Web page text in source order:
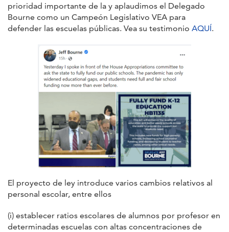
prioridad importante de la y aplaudimos el Delegado
Bourne como un Campeón Legislativo VEA para
defender las escuelas públicas. Vea su testimonio AQUÍ.
El proyecto de ley introduce varios cambios relativos al
personal escolar, entre ellos
(i) establecer ratios escolares de alumnos por profesor en
determinadas escuelas con altas concentraciones de